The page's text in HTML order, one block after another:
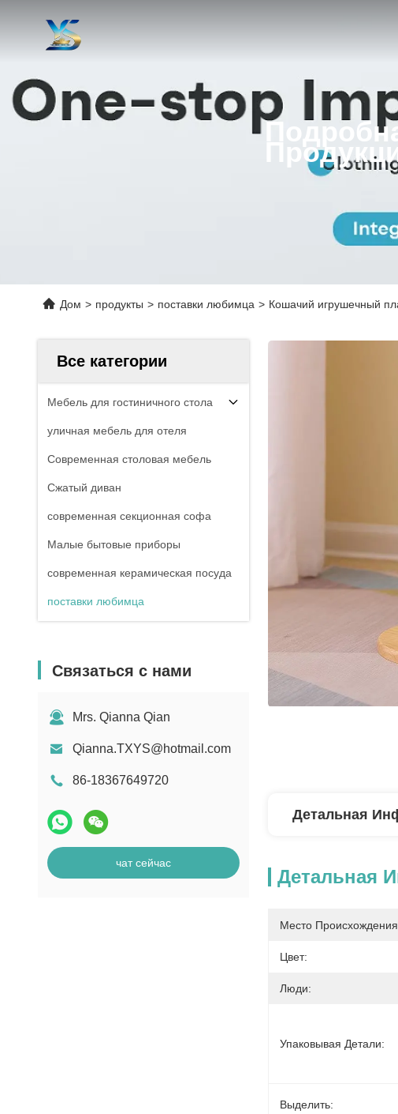
Дом > продукты > поставки любимца > Кошачий игрушечный
Все категории
Мебель для гостиничного стола
уличная мебель для отеля
Современная столовая мебель
Сжатый диван
современная секционная софа
Малые бытовые приборы
современная керамическая посуда
поставки любимца
Связаться с нами
Mrs. Qianna Qian
Qianna.TXYS@hotmail.com
86-18367649720
чат сейчас
Детальная
Детальная
Место
Цвет:
Люди:
Упаковывая Детали:
Выделить: